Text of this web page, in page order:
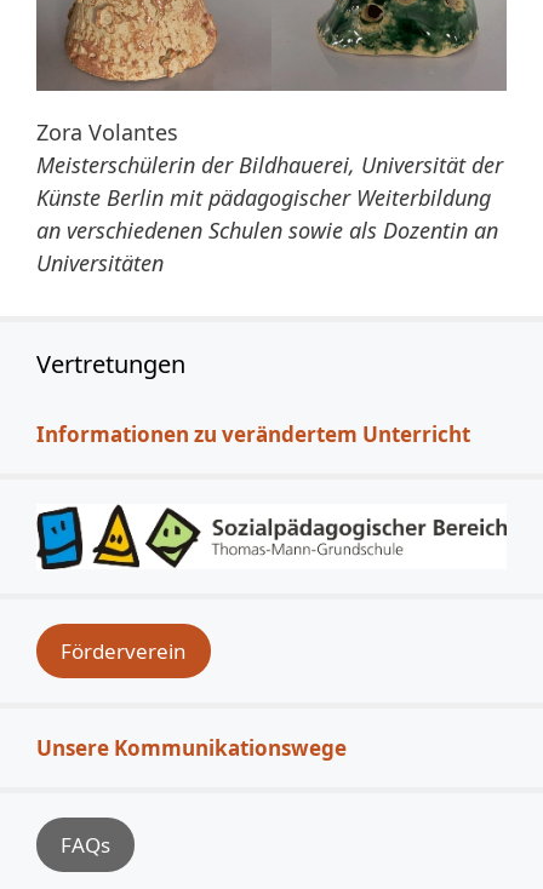
Zora Volantes
Meisterschülerin der Bildhauerei, Universität der
Künste Berlin mit pädagogischer Weiterbildung
an verschiedenen Schulen sowie als Dozentin an
Universitäten
Vertretungen
Informationen zu verändertem Unterricht
Förderverein
Unsere Kommunikationswege
FAQs